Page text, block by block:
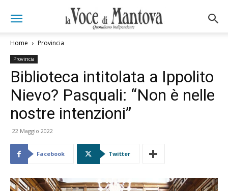
Home Provincia
Provincia
Biblioteca intitolata a Ippolito
Nievo? Pasquali: “Non è nelle
nostre intenzioni”
22 Maggio 2022
Facebook Twitter